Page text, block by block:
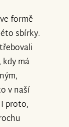
formě
sbírky.
má
v naší
proto,